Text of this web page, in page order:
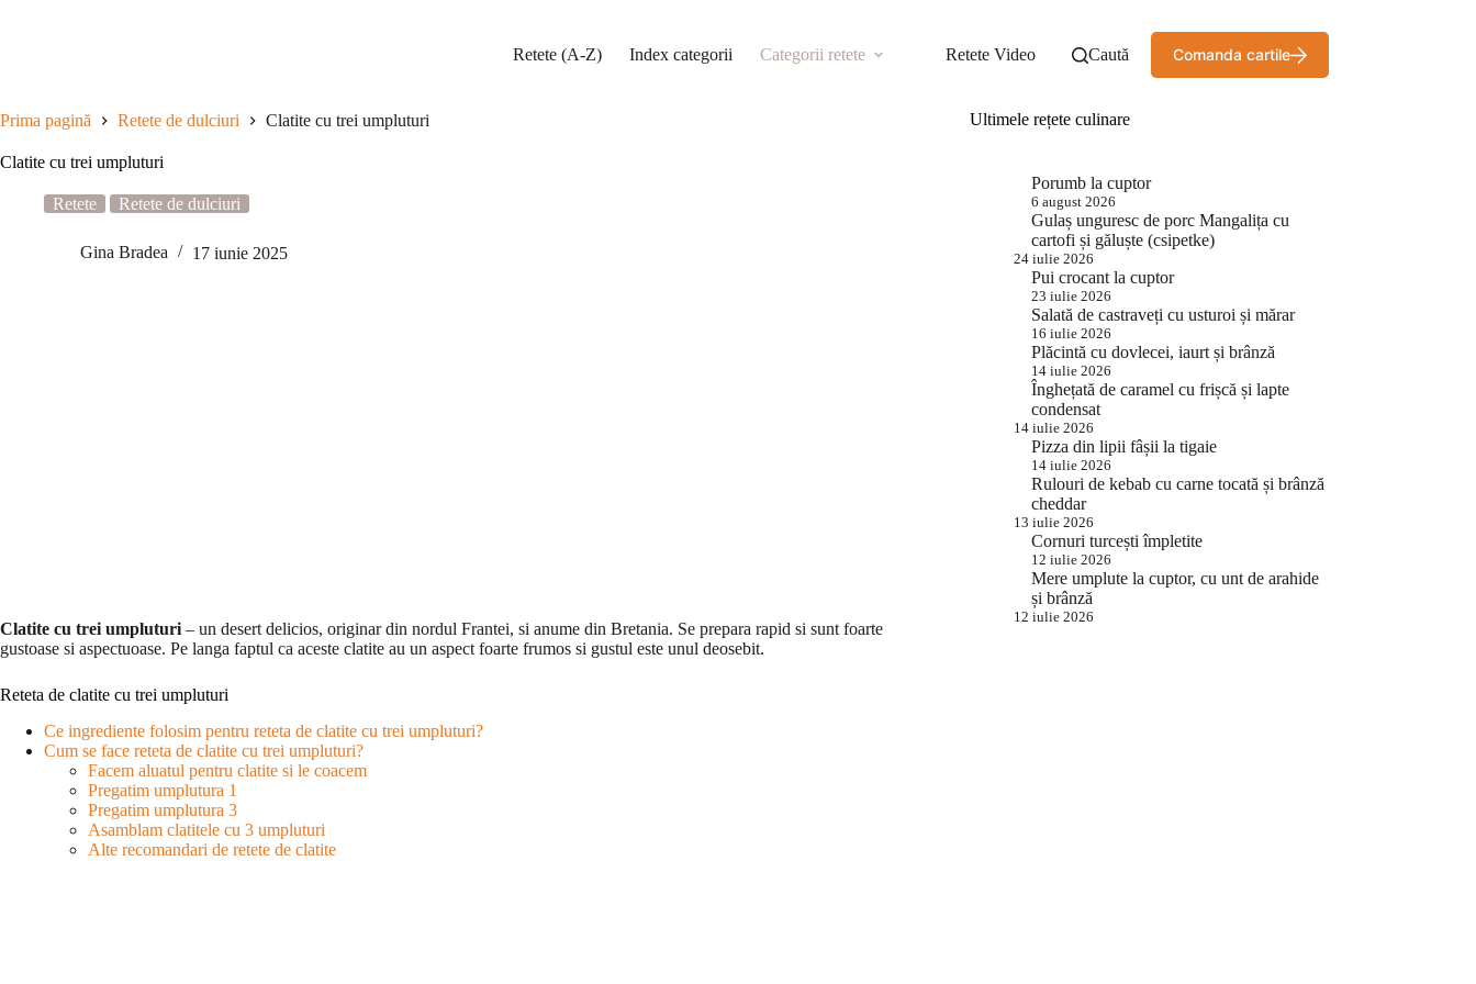
Retete (A-Z) Index categorii Categorii retete Retete Video Caută Comanda cartile
Prima pagină Retete de dulciuri Clatite cu trei umpluturi
Clatite cu trei umpluturi
Retete Retete de dulciuri
Gina Bradea 17 iunie 2025
Clatite cu trei umpluturi – un desert delicios, originar din nordul Frantei, si anume din Bretania. Se prepara rapid si sunt foarte
gustoase si aspectuoase. Pe langa faptul ca aceste clatite au un aspect foarte frumos si gustul este unul deosebit.
Reteta de clatite cu trei umpluturi
Ce ingrediente folosim pentru reteta de clatite cu trei umpluturi?
Cum se face reteta de clatite cu trei umpluturi?
Facem aluatul pentru clatite si le coacem
Pregatim umplutura 1
Pregatim umplutura 3
Asamblam clatitele cu 3 umpluturi
Alte recomandari de retete de clatite
Ultimele rețete culinare
Porumb la cuptor
6 august 2026
Gulaș unguresc de porc Mangalița cu
cartofi și găluște (csipetke)
24 iulie 2026
Pui crocant la cuptor
23 iulie 2026
Salată de castraveți cu usturoi și mărar
16 iulie 2026
Plăcintă cu dovlecei, iaurt și brânză
14 iulie 2026
Înghețată de caramel cu frișcă și lapte
condensat
14 iulie 2026
Pizza din lipii fâșii la tigaie
14 iulie 2026
Rulouri de kebab cu carne tocată și brânză
cheddar
13 iulie 2026
Cornuri turcești împletite
12 iulie 2026
Mere umplute la cuptor, cu unt de arahide
și brânză
12 iulie 2026